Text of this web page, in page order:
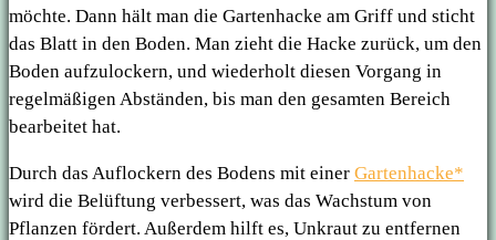
möchte. Dann hält man die Gartenhacke am Griff und sticht
das Blatt in den Boden. Man zieht die Hacke zurück, um den
Boden aufzulockern, und wiederholt diesen Vorgang in
regelmäßigen Abständen, bis man den gesamten Bereich
bearbeitet hat.
Durch das Auflockern des Bodens mit einer Gartenhacke*
wird die Belüftung verbessert, was das Wachstum von
Pflanzen fördert. Außerdem hilft es, Unkraut zu entfernen